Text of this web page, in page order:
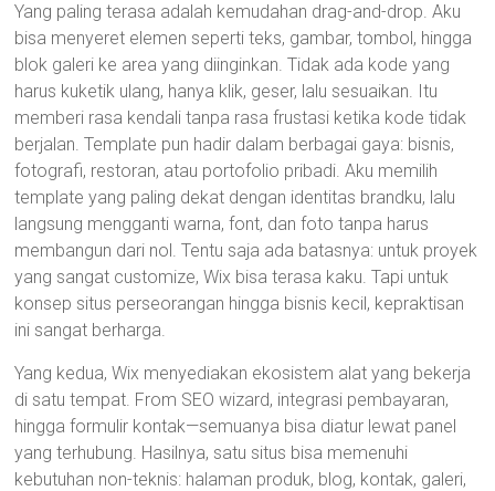
Yang paling terasa adalah kemudahan drag-and-drop. Aku
bisa menyeret elemen seperti teks, gambar, tombol, hingga
blok galeri ke area yang diinginkan. Tidak ada kode yang
harus kuketik ulang, hanya klik, geser, lalu sesuaikan. Itu
memberi rasa kendali tanpa rasa frustasi ketika kode tidak
berjalan. Template pun hadir dalam berbagai gaya: bisnis,
fotografi, restoran, atau portofolio pribadi. Aku memilih
template yang paling dekat dengan identitas brandku, lalu
langsung mengganti warna, font, dan foto tanpa harus
membangun dari nol. Tentu saja ada batasnya: untuk proyek
yang sangat customize, Wix bisa terasa kaku. Tapi untuk
konsep situs perseorangan hingga bisnis kecil, kepraktisan
ini sangat berharga.
Yang kedua, Wix menyediakan ekosistem alat yang bekerja
di satu tempat. From SEO wizard, integrasi pembayaran,
hingga formulir kontak—semuanya bisa diatur lewat panel
yang terhubung. Hasilnya, satu situs bisa memenuhi
kebutuhan non-teknis: halaman produk, blog, kontak, galeri,